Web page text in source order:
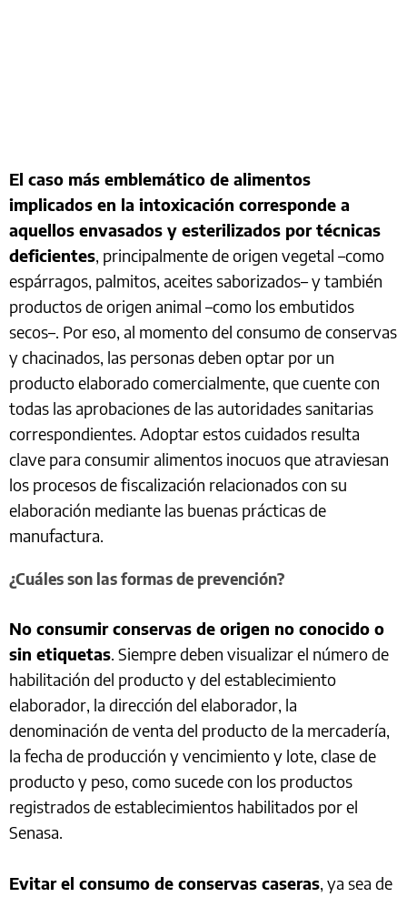
El caso más emblemático de alimentos
implicados en la intoxicación corresponde a
aquellos envasados y esterilizados por técnicas
deficientes, principalmente de origen vegetal –como
espárragos, palmitos, aceites saborizados– y también
productos de origen animal –como los embutidos
secos–. Por eso, al momento del consumo de conservas
y chacinados, las personas deben optar por un
producto elaborado comercialmente, que cuente con
todas las aprobaciones de las autoridades sanitarias
correspondientes. Adoptar estos cuidados resulta
clave para consumir alimentos inocuos que atraviesan
los procesos de fiscalización relacionados con su
elaboración mediante las buenas prácticas de
manufactura.
¿Cuáles son las formas de prevención?
No consumir conservas de origen no conocido o
sin etiquetas. Siempre deben visualizar el número de
habilitación del producto y del establecimiento
elaborador, la dirección del elaborador, la
denominación de venta del producto de la mercadería,
la fecha de producción y vencimiento y lote, clase de
producto y peso, como sucede con los productos
registrados de establecimientos habilitados por el
Senasa.
Evitar el consumo de conservas caseras, ya sea de